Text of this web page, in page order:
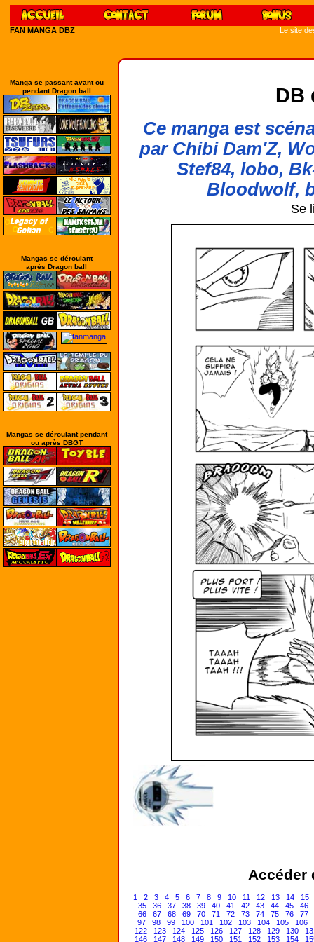
FAN MANGA DBZ Le site
Manga se passant avant ou
pendant Dragon ball
Mangas se déroulant
après Dragon ball
Mangas se déroulant pendant
ou après DBGT
DB
Ce manga est
par Chibi Dam'Z,
Stef84, lobo,
Bloodwolf,
Se
Accéder
1 2 3 4 5 6 7 8 9 10 11 12 13 14
15
35
36 37 38 39 40 41 42 43 44 45
46
66
67 68 69 70 71 72 73 74 75 76
77
97
98 99 100 101 102 103 104 105
106
122
123 124 125 126 127 128 129 130
146
147 148 149 150 151 152 153 154